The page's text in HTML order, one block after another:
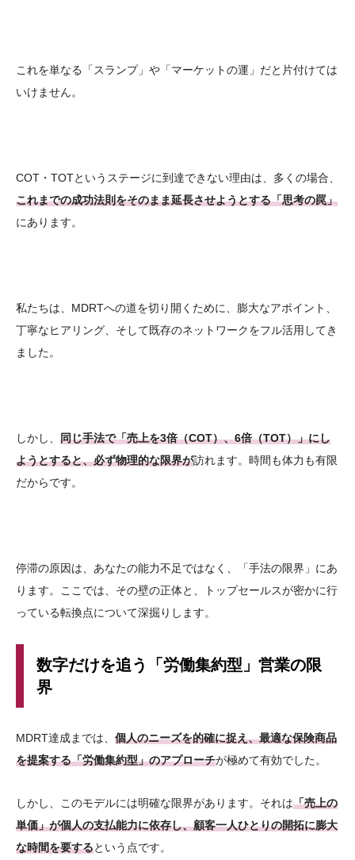
これを単なる「スランプ」や「マーケットの運」だと片付けては
いけません。
COT・TOTというステージに到達できない理由は、多くの場合、
これまでの成功法則をそのまま延長させようとする「思考の罠」
にあります。
私たちは、MDRTへの道を切り開くために、膨大なアポイント、
丁寧なヒアリング、そして既存のネットワークをフル活用してき
ました。
しかし、 同じ手法で「売上を3倍（COT）、6倍（TOT）」にし
ようとすると、必ず物理的な限界が訪れます。時間も体力も有限
だからです。
停滞の原因は、あなたの能力不足ではなく、「手法の限界」にあ
ります。ここでは、その壁の正体と、トップセールスが密かに行
っている転換点について深掘りします。
数字だけを追う「労働集約型」営業の限
界
MDRT達成までは、 個人のニーズを的確に捉え、最適な保険商品
を提案する「労働集約型」のアプローチが極めて有効でした。
しかし、このモデルには明確な限界があります。それは「売上の
単価」が個人の支払能力に依存し、顧客一人ひとりの開拓に膨大
な時間を要するという点です。